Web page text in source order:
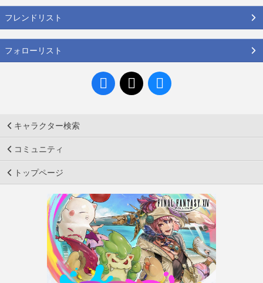
フレンドリスト
フォローリスト
キャラクター検索
コミュニティ
トップページ